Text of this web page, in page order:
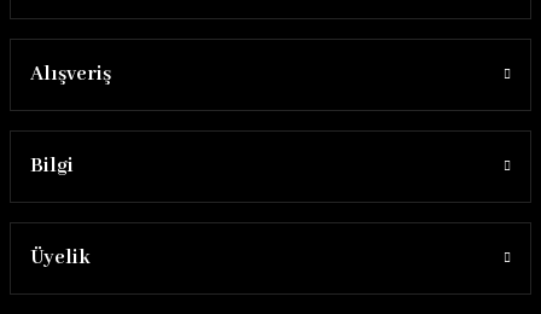
Alışveriş
Bilgi
Üyelik